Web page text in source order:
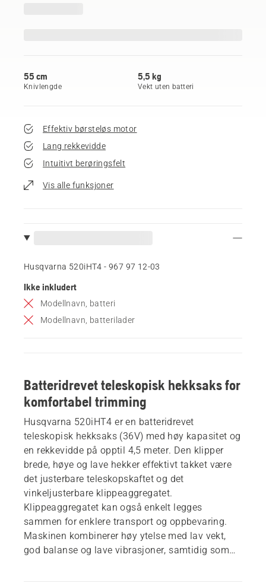
55 cm
Knivlengde
5,5 kg
Vekt uten batteri
Effektiv børsteløs motor
Lang rekkevidde
Intuitivt berøringsfelt
Vis alle funksjoner
Husqvarna 520iHT4 - 967 97 12‑03
Ikke inkludert
Modellnavn, batteri
Modellnavn, batterilader
Batteridrevet teleskopisk hekksaks for
komfortabel trimming
Husqvarna 520iHT4 er en batteridrevet
teleskopisk hekksaks (36V) med høy kapasitet og
en rekkevidde på opptil 4,5 meter. Den klipper
brede, høye og lave hekker effektivt takket være
det justerbare teleskopskaftet og det
vinkeljusterbare klippeaggregatet.
Klippeaggregatet kan også enkelt legges
sammen for enklere transport og oppbevaring.
Maskinen kombinerer høy ytelse med lav vekt,
god balanse og lave vibrasjoner, samtidig som